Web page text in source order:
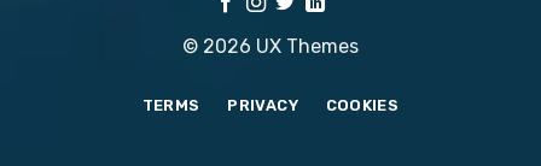
© 2026 UX Themes
TERMS PRIVACY COOKIES